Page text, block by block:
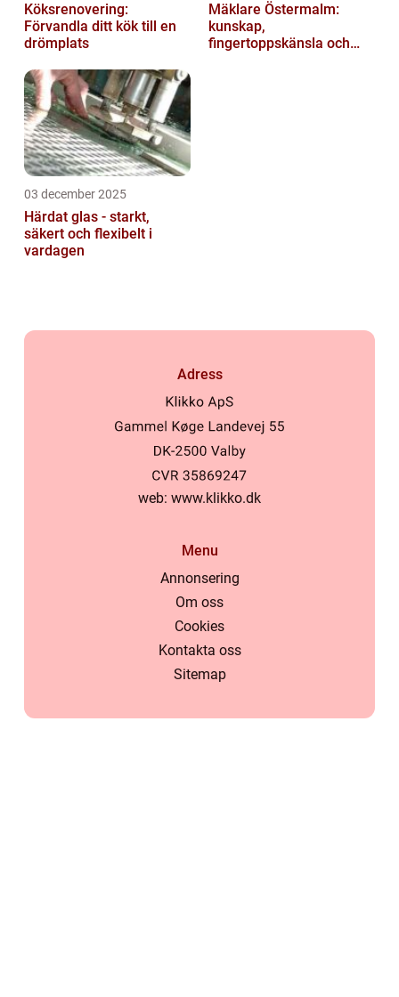
Köksrenovering:
Förvandla ditt kök till en
drömplats
Mäklare Östermalm:
kunskap,
fingertoppskänsla och
03 december 2025
Härdat glas - starkt,
säkert och flexibelt i
vardagen
Adress
web: www.klikko.dk
Menu
Annonsering
Om oss
Cookies
Kontakta oss
Sitemap